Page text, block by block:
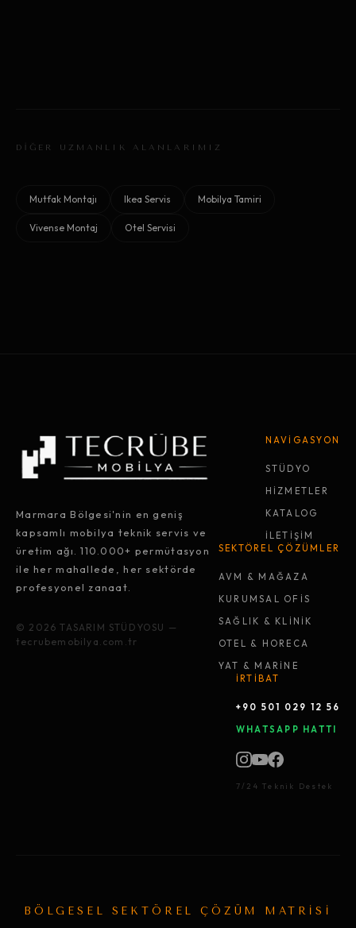
DİĞER UZMANLIK ALANLARIMIZ
Mutfak Montajı Ikea Servis Mobilya Tamiri
Vivense Montaj Otel Servisi
Marmara Bölgesi'nin en geniş
kapsamlı mobilya teknik servis ve
üretim ağı. 110.000+ permütasyon
ile her mahallede, her sektörde
profesyonel zanaat.
© 2026 TASARIM STÜDYOSU —
tecrubemobilya.com.tr
NAVİGASYON
STÜDYO
HİZMETLER
KATALOG
İLETİŞİM
SEKTÖREL ÇÖZÜMLER
AVM & MAĞAZA
KURUMSAL OFİS
SAĞLIK & KLİNİK
OTEL & HORECA
YAT & MARİNE
İRTİBAT
+90 501 029 12 56
WHATSAPP HATTI
7/24 Teknik Destek
BÖLGESEL SEKTÖREL ÇÖZÜM MATRİSİ